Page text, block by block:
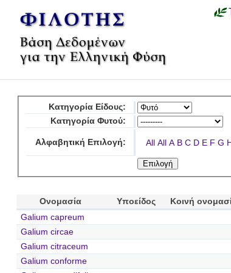
Κατηγορία Είδους:
Κατηγορία Φυτού:
Αλφαβητική Επιλογή: All All A B C D E F G
Ονομασία Υποείδος Κοινή
Galium capreum
Galium circae
Galium citraceum
Galium conforme